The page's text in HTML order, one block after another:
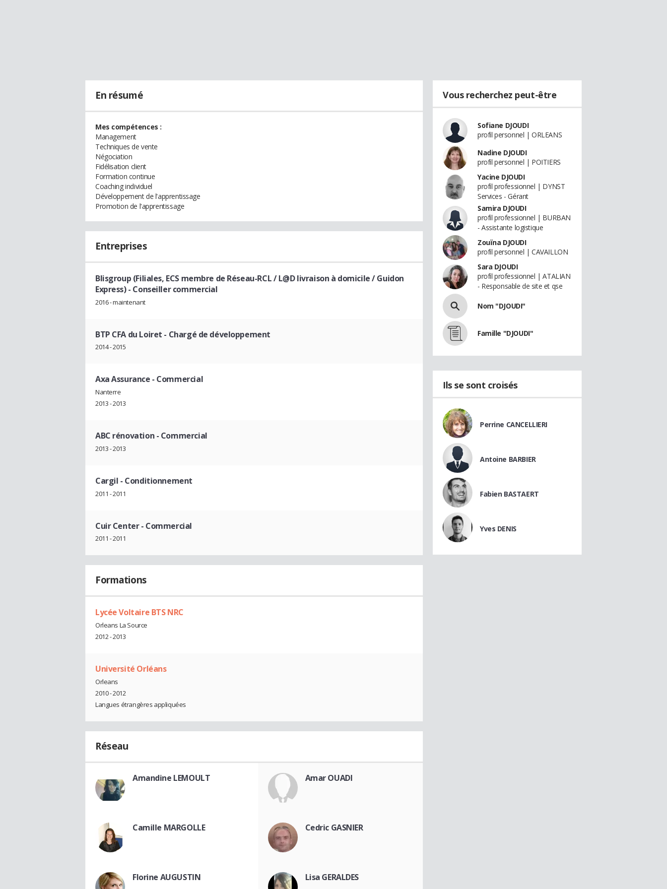
En résumé
Mes compétences :
Management
Techniques de vente
Négociation
Fidélisation client
Formation continue
Coaching individuel
Développement de l'apprentissage
Promotion de l'apprentissage
Entreprises
Blisgroup (Filiales, ECS membre de Réseau-RCL / L@D livraison à domicile / Guidon
Express)- Conseiller commercial
2016 - maintenant
BTP CFA du Loiret - Chargé de développement
2014 - 2015
Axa Assurance - Commercial
Nanterre
2013 - 2013
ABC rénovation - Commercial
2013 - 2013
Cargil - Conditionnement
2011 - 2011
Cuir Center- Commercial
2011 - 2011
Formations
Lycée Voltaire BTS NRC
Orleans La Source
2012 - 2013
Université Orléans
Orleans
2010 - 2012
Langues étrangères appliquées
Réseau
Amandine LEMOULT Amar OUADI
Camille MARGOLLE Cedric GASNIER
Florine AUGUSTIN Lisa GERALDES
Vous recherchez peut-être
Sofiane DJOUDI
profil personnel | ORLEANS
Nadine DJOUDI
profil personnel | POITIERS
Yacine DJOUDI
profil professionnel | DYNST
Services - Gérant
Samira DJOUDI
profil professionnel | BURBAN
- Assistante logistique
Zouïna DJOUDI
profil personnel | CAVAILLON
Sara DJOUDI
profil professionnel | ATALIAN
- Responsable de site et qse
Nom "DJOUDI"
Famille "DJOUDI"
Ils se sont croisés
Perrine CANCELLIERI
Antoine BARBIER
Fabien BASTAERT
Yves DENIS